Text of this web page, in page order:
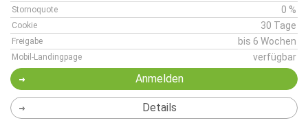
Stornoquote 0 %
Cookie 30 Tage
Freigabe bis 6 Wochen
Mobil-Landingpage verfügbar
Anmelden
Details